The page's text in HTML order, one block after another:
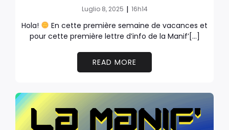
Luglio 8, 2025 | 16h14
Hola!
En cette première semaine de vacances et
pour cette première lettre d’info de la Manif’[…]
READ MORE